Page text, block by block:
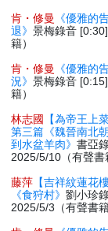
肯・修曼
《優雅的
退》景梅錄音
籍）
肯・修曼
《優雅的
況》景梅錄音
籍）
林志國
【為帝王上
第三篇《魏晉南北
到水盆羊肉》書亞
2025/5/10（有聲書
藤萍 【吉祥紋蓮花
《食狩村》劉小珍
2025/5/3（有聲書籍